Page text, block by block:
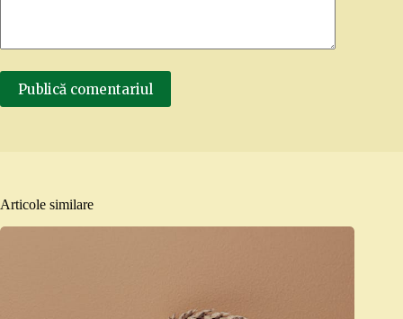
Publică comentariul
Articole similare